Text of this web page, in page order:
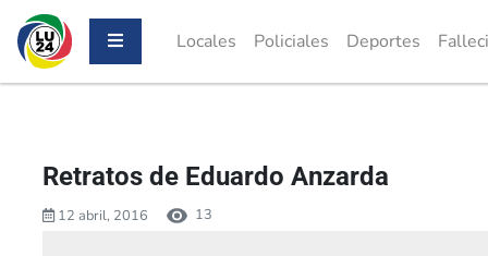
Locales Policiales Deportes
Retratos de Eduardo Anzarda
12 abril, 2016 13